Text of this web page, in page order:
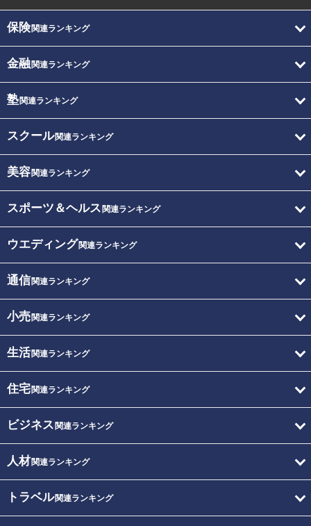
保険関連ランキング
金融関連ランキング
塾関連ランキング
スクール関連ランキング
美容関連ランキング
スポーツ＆ヘルス 関連ランキング
ウエディング関連ランキング
通信関連ランキング
小売関連ランキング
生活関連ランキング
住宅関連ランキング
ビジネス 関連ランキング
人材関連ランキング
トラベル関連ランキング